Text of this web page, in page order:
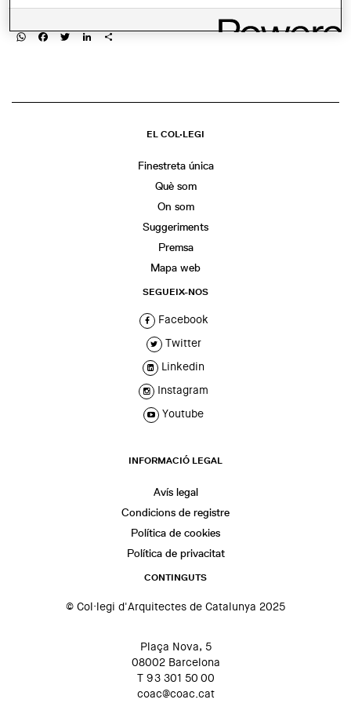
WhatsApp
Facebook
TwitterLinkedIn
Share
EL COL·LEGI
Finestreta única
Què som
On som
Suggeriments
Premsa
Mapa web
SEGUEIX-NOS
Facebook
Twitter
Linkedin
Instagram
Youtube
INFORMACIÓ LEGAL
Avís legal
Condicions de registre
Política de cookies
Política de privacitat
CONTINGUTS
© Col·legi d'Arquitectes de Catalunya 2025
Plaça Nova, 5
08002 Barcelona
T 93 301 50 00
coac@coac.cat